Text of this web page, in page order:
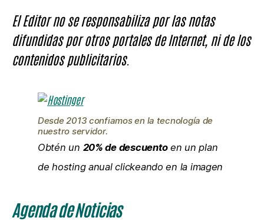
El Editor no se responsabiliza por las notas
difundidas por otros portales de Internet, ni de los
contenidos publicitarios.
Desde 2013 confiamos en la tecnología de
nuestro servidor.
Obtén un 20% de descuentoen un plan
de hosting anual clickeando en la imagen
Agenda de Noticias